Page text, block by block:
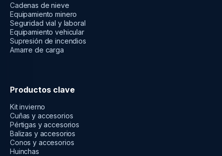
Cadenas de nieve
Equipamiento minero
Seguridad vial y laboral
Equipamiento vehicular
Supresión de incendios
Amarre de carga
Productos clave
Kit invierno
Cuñas y accesorios
Pértigas y accesorios
Balizas y accesorios
Conos y accesorios
Huinchas